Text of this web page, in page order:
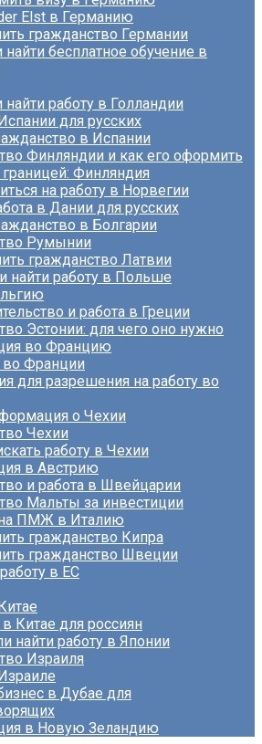
Elst в Германию
гражданство Германии
бесплатное обучение в
работу в Голландии
для русских
в Испании
Финляндии и как его оформить
границей: Финляндия
на работу в Норвегии
в Дании для русских
в Болгарии
Румынии
гражданство Латвии
найти работу в Польше
и работа в Греции
Эстонии: для чего оно нужно
во Францию
во Франции
для разрешения на работу во
о Чехии
Чехии
работу в Чехии
в Австрию
и работа в Швейцарии
Мальты за инвестиции
ПМЖ в Италию
гражданство Кипра
гражданство Швеции
в ЕС
Китае для россиян
найти работу в Японии
Израиля
в Дубае для
в Новую Зеландию